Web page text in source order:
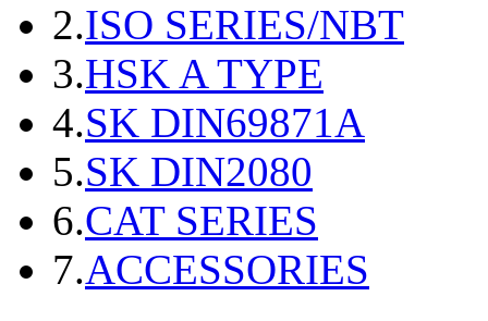
2.ISO SERIES/NBT
3.HSK A TYPE
4.SK DIN69871A
5.SK DIN2080
6.CAT SERIES
7.ACCESSORIES